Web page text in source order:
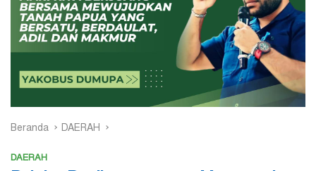
Beranda DAERAH
DAERAH